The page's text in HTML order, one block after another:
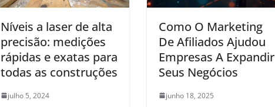
Níveis a laser de alta
precisão: medições
rápidas e exatas para
todas as construções
julho 5, 2024
Como O Marketing
De Afiliados Ajudou
Empresas A Expandir
Seus Negócios
junho 18, 2025